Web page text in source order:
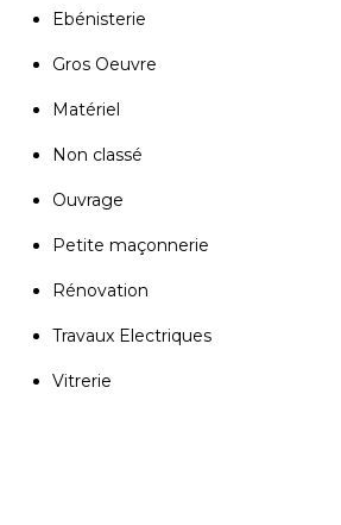
Ebénisterie
Gros Oeuvre
Matériel
Non classé
Ouvrage
Petite maçonnerie
Rénovation
Travaux Electriques
Vitrerie